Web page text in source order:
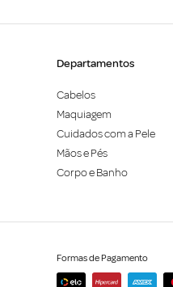
Departamentos
Cabelos
Maquiagem
Cuidados com a Pele
Mãos e Pés
Corpo e Banho
Formas de Pagamento